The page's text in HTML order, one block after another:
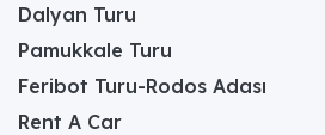
Dalyan Turu
Pamukkale Turu
Feribot Turu-Rodos Adası
Rent A Car